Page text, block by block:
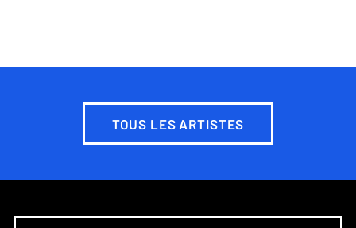
TOUS LES ARTISTES